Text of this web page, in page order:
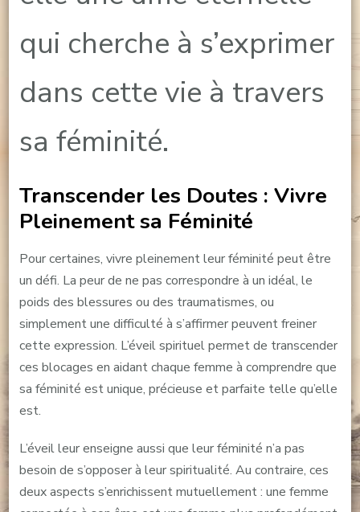
qui cherche à s’exprimer
dans cette vie à travers
sa féminité.
Transcender les Doutes : Vivre
Pleinement sa Féminité
Pour certaines, vivre pleinement leur féminité peut être
un défi. La peur de ne pas correspondre à un idéal, le
poids des blessures ou des traumatismes, ou
simplement une difficulté à s’affirmer peuvent freiner
cette expression. L’éveil spirituel permet de transcender
ces blocages en aidant chaque femme à comprendre que
sa féminité est unique, précieuse et parfaite telle qu’elle
est.
L’éveil leur enseigne aussi que leur féminité n’a pas
besoin de s’opposer à leur spiritualité. Au contraire, ces
deux aspects s’enrichissent mutuellement : une femme